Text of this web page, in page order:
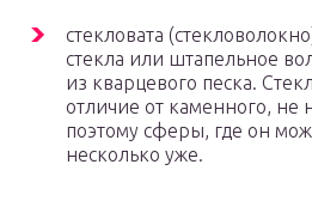
стекловата
стекла или штапельное
из кварцевого песка.
отличие от каменного, не
поэтому сферы, где он
несколько уже.